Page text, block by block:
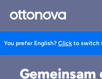
You prefer English? Click to switch
Gesund Leben
Gemeinsam